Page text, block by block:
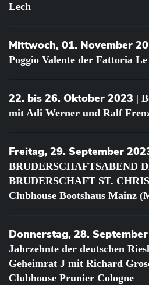
Lech
Mittwoch, 01. November
Poggio Valente der Fattoria
22. bis 26. Oktober 2023 |
mit Adi Werner und Ralf
Freitag, 29. September
BRUDERSCHAFTSABEND
BRUDERSCHAFT ST.
Clubhouse Bootshaus Mainz
Donnerstag, 28.
Jahrzehnte der deutschen
Geheimrat J mit Richard
Clubhouse Prunier Cologne